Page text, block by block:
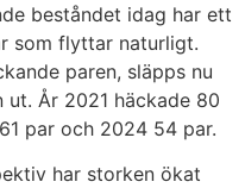
beståndet idag har ett
som flyttar naturligt.
paren, släpps nu
År 2021 häckade 80
par och 2024 54 par.
har storken ökat